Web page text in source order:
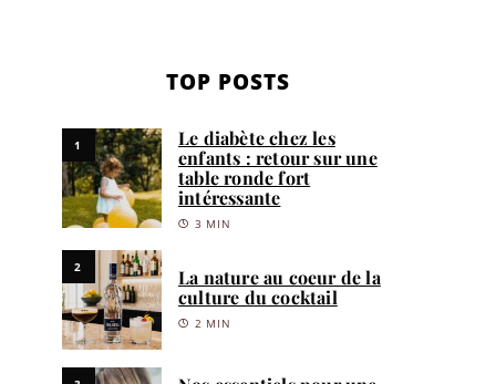
TOP POSTS
1
Le diabète chez les
enfants : retour sur une
table ronde fort
intéressante
3 MIN
2
La nature au coeur de la
culture du cocktail
2 MIN